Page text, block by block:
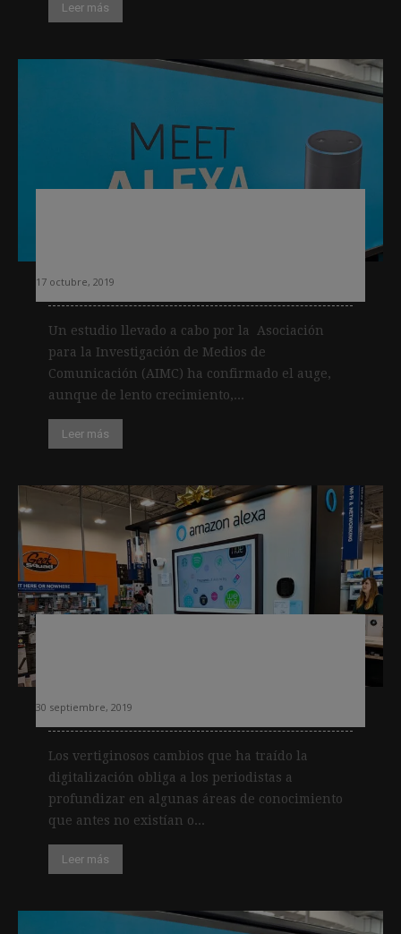
Leer más
17 octubre, 2019
Un estudio llevado a cabo por la Asociación
para la Investigación de Medios de
Comunicación (AIMC) ha confirmado el auge,
aunque de lento crecimiento,...
Leer más
30 septiembre, 2019
Los vertiginosos cambios que ha traído la
digitalización obliga a los periodistas a
profundizar en algunas áreas de conocimiento
que antes no existían o...
Leer más